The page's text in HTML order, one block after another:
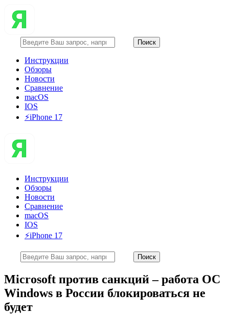
Инструкции
Обзоры
Новости
Сравнение
macOS
IOS
⚡️iPhone 17
Инструкции
Обзоры
Новости
Сравнение
macOS
IOS
⚡️iPhone 17
Microsoft против санкций – работа ОС
Windows в России блокироваться не
будет